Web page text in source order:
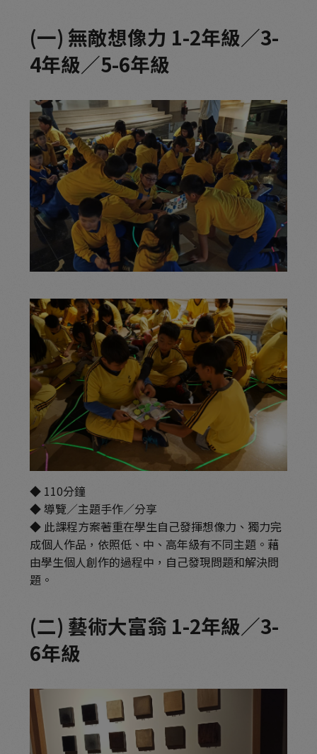
(一) 無敵想像力 1-2年級／3-
4年級／5-6年級
◆ 110分鐘
◆ 導覽／主題手作／分享
◆ 此課程方案著重在學生自己發揮想像力、獨力完
成個人作品，依照低、中、高年級有不同主題。藉
由學生個人創作的過程中，自己發現問題和解決問
題。
(二) 藝術大富翁 1-2年級／3-
6年級